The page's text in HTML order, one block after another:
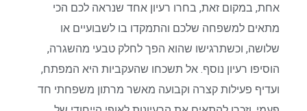
אחת, במקום זאת, בחרו רעיון אחד שנראה לכם הכי
מתאים למשפחה שלכם והתמקדו בו לשבועיים או
שלושה, וכשתרגישו שהוא הפך לחלק טבעי מהשגרה,
הוסיפו רעיון נוסף. אל תשכחו שהעקביות היא המפתח,
ועדיף פעילות קצרה וקבועה מאשר מרתון משפחתי חד